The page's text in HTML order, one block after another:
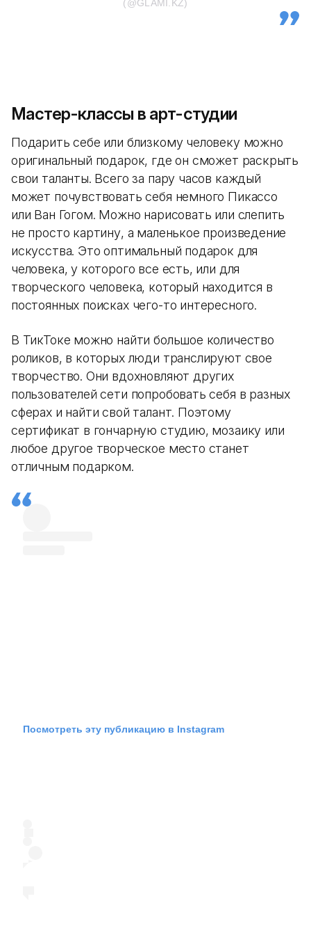
(@GLAMI.KZ)
Мастер-классы в арт-студии
Подарить себе или близкому человеку можно
оригинальный подарок, где он сможет раскрыть
свои таланты. Всего за пару часов каждый
может почувствовать себя немного Пикассо
или Ван Гогом. Можно нарисовать или слепить
не просто картину, а маленькое произведение
искусства. Это оптимальный подарок для
человека, у которого все есть, или для
творческого человека, который находится в
постоянных поисках чего-то интересного.
В ТикТоке можно найти большое количество
роликов, в которых люди транслируют свое
творчество. Они вдохновляют других
пользователей сети попробовать себя в разных
сферах и найти свой талант. Поэтому
сертификат в гончарную студию, мозаику или
любое другое творческое место станет
отличным подарком.
Посмотреть эту публикацию в Instagram